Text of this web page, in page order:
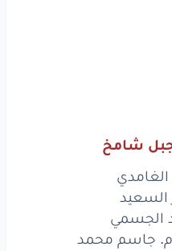
جبل شامخ
السعيد
الجسمي
جاسم محمد